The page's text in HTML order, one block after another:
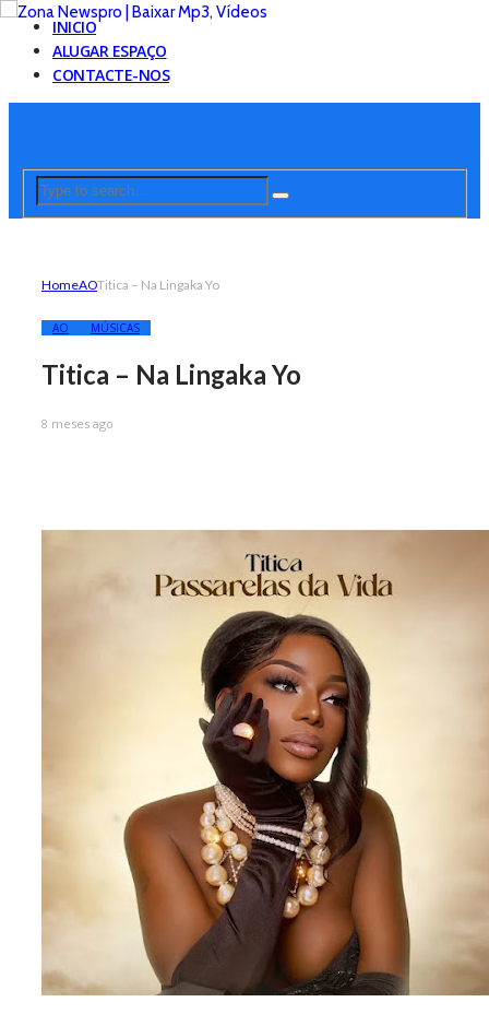
INICIO
ALUGAR ESPAÇO
CONTACTE-NOS
HomeAOTitica – Na Lingaka Yo
AO MÚSICAS
Titica – Na Lingaka Yo
8 meses ago